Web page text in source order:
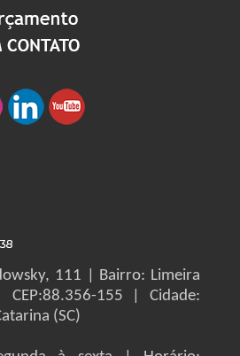
111 | Bairro: Limeira
155 | Cidade:
(SC)